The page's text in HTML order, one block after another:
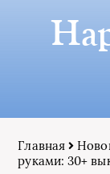
Главная
руками: 30+